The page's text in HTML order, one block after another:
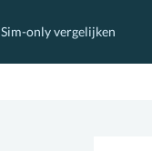
Sim-only vergelijken